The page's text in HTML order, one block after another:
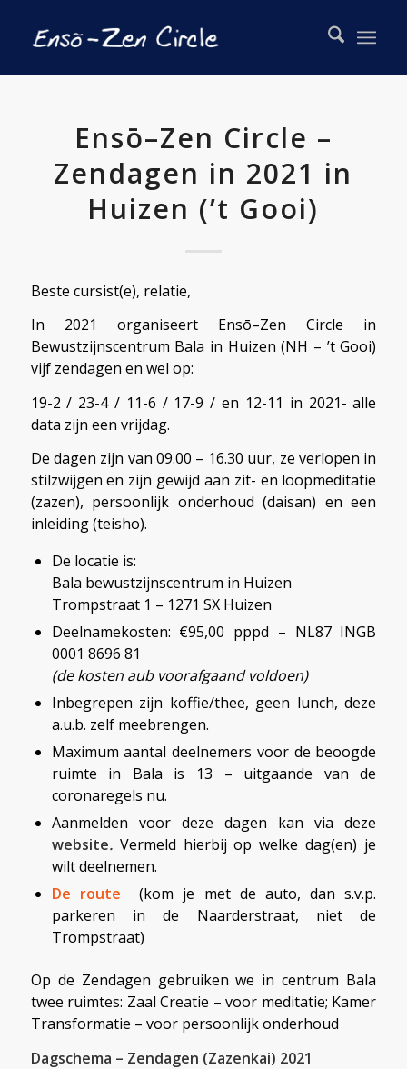
Ensō–Zen Circle –
Zendagen in 2021 in
Huizen (’t Gooi)
Beste cursist(e), relatie,
In 2021 organiseert Ensō–Zen Circle in
Bewustzijnscentrum Bala in Huizen (NH – ’t Gooi)
vijf zendagen en wel op:
19-2 / 23-4 / 11-6 / 17-9 / en 12-11 in 2021- alle
data zijn een vrijdag.
De dagen zijn van 09.00 – 16.30 uur, ze verlopen in
stilzwijgen en zijn gewijd aan zit- en loopmeditatie
(zazen), persoonlijk onderhoud (daisan) en een
inleiding (teisho).
De locatie is:
Bala bewustzijnscentrum in Huizen
Trompstraat 1 – 1271 SX Huizen
Deelnamekosten: €95,00 pppd – NL87 INGB
0001 8696 81
(de kosten aub voorafgaand voldoen)
Inbegrepen zijn koffie/thee, geen lunch, deze
a.u.b. zelf meebrengen.
Maximum aantal deelnemers voor de beoogde
ruimte in Bala is 13 – uitgaande van de
coronaregels nu.
Aanmelden voor deze dagen kan via deze
website. Vermeld hierbij op welke dag(en) je
wilt deelnemen.
De route
(kom je met de auto, dan s.v.p.
parkeren in de Naarderstraat, niet de
Trompstraat)
Op de Zendagen gebruiken we in centrum Bala
twee ruimtes: Zaal Creatie – voor meditatie; Kamer
Transformatie – voor persoonlijk onderhoud
Dagschema – Zendagen (Zazenkai) 2021